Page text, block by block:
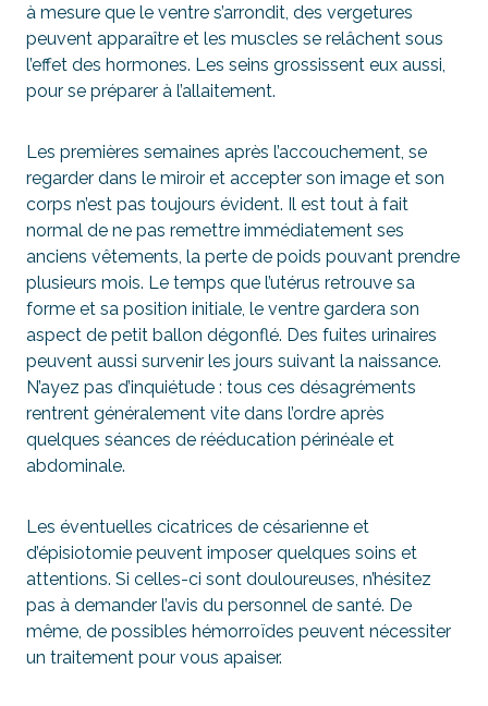
à mesure que le ventre s’arrondit, des vergetures
peuvent apparaître et les muscles se relâchent sous
l’effet des hormones. Les seins grossissent eux aussi,
pour se préparer à l’allaitement.
Les premières semaines après l’accouchement, se
regarder dans le miroir et accepter son image et son
corps n’est pas toujours évident. Il est tout à fait
normal de ne pas remettre immédiatement ses
anciens vêtements, la perte de poids pouvant prendre
plusieurs mois. Le temps que l’utérus retrouve sa
forme et sa position initiale, le ventre gardera son
aspect de petit ballon dégonflé. Des fuites urinaires
peuvent aussi survenir les jours suivant la naissance.
N’ayez pas d’inquiétude : tous ces désagréments
rentrent généralement vite dans l’ordre après
quelques séances de rééducation périnéale et
abdominale.
Les éventuelles cicatrices de césarienne et
d’épisiotomie peuvent imposer quelques soins et
attentions. Si celles-ci sont douloureuses, n’hésitez
pas à demander l’avis du personnel de santé. De
même, de possibles hémorroïdes peuvent nécessiter
un traitement pour vous apaiser.